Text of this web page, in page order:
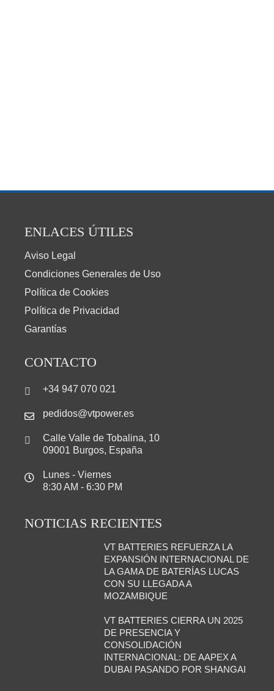
ENLACES ÚTILES
Aviso Legal
Condiciones Generales de Uso
Política de Cookies
Política de Privacidad
Garantías
CONTACTO
+34 947 070 021
pedidos@vtpower.es
Calle Valle de Tobalina, 10
09001 Burgos, España
Lunes - Viernes
8:30 AM - 6:30 PM
NOTICIAS RECIENTES
VT BATTERIES REFUERZA LA
EXPANSIÓN INTERNACIONAL DE
LA GAMA DE BATERÍAS LUCAS
CON SU LLEGADA A
MOZAMBIQUE
VT BATTERIES CIERRA UN 2025
DE PRESENCIA Y
CONSOLIDACIÓN
INTERNACIONAL: DE AAPEX A
DUBAI PASANDO POR SHANGAI